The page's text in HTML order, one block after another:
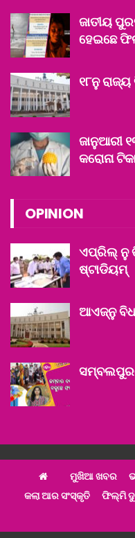
ଜାତୀୟ
ହେଇଛେ
୧୮ନୁ
ଜାନୁଆରୀ
କରୋନା
OPINION
ଏପ୍ରିଲ୍ ନୁ
ଷ୍ଟାଡିୟମ୍
ଆଏଜ୍‌ନୁ
ମୁଖିଆ ଖବର
କଲା ଆର ସଂସ୍କୃତି
ଫିଲ୍ମି